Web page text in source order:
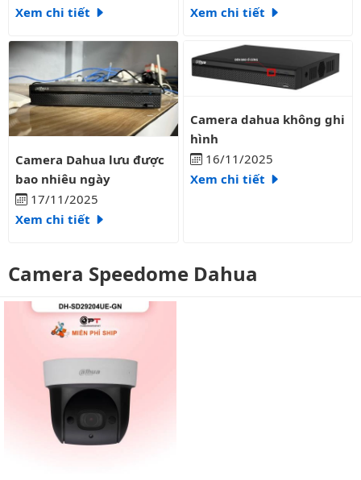
Xem chi tiết
Xem chi tiết
Camera Dahua lưu được bao nhiêu ngày
Camera Dahua lưu được
bao nhiêu ngày
17/11/2025
Xem chi tiết
Camera dahua không ghi hình
Camera dahua không ghi
hình
16/11/2025
Xem chi tiết
Camera Speedome Dahua